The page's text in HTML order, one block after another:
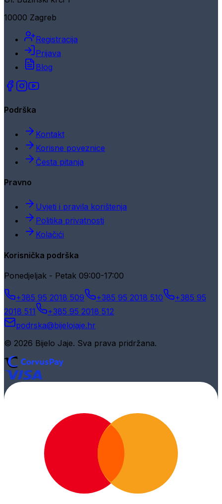
10000 Zagreb
Registracija
Prijava
Blog
Podrška
Kontakt
Korisne poveznice
Česta pitanja
Pravno
Uvjeti i pravila korištenja
Politika privatnosti
Kolačići
Korisnička podrška
Ponedjeljak - Petak 09:00-17:00
+385 95 2018 509 +385 95 2018 510
+385 95
2018 511
+385 95 2018 512
podrska@bijelojaje.hr
© 2026 Bijelo Jaje. Sva prava pridržana.